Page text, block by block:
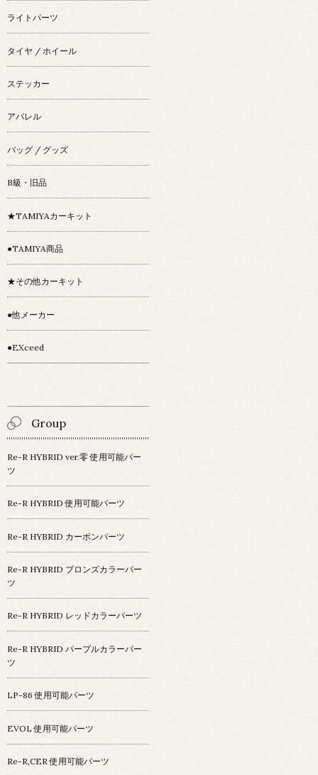
ライトパーツ
タイヤ / ホイール
ステッカー
アパレル
バッグ / グッズ
B級・旧品
★TAMIYAカーキット
●TAMIYA商品
★その他カーキット
●他メーカー
●EXceed
Group
Re-R HYBRID ver.零 使用可能パー
ツ
Re-R HYBRID 使用可能パーツ
Re-R HYBRID カーボンパーツ
Re-R HYBRID ブロンズカラーパー
ツ
Re-R HYBRID レッドカラーパーツ
Re-R HYBRID パープルカラーパー
ツ
LP-86 使用可能パーツ
EVOL 使用可能パーツ
Re-R,CER 使用可能パーツ